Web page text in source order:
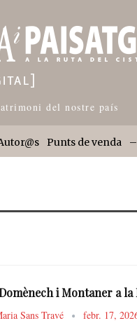
del nostre país
Punts de venda
i Montaner a
Sans Travé febr. 17,